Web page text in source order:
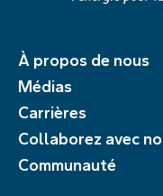
À propos de nous
Médias
Carrières
Collaborez avec
Communauté